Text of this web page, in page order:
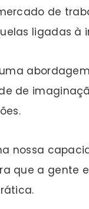
de
ligadas à
de
nossa
que a gente